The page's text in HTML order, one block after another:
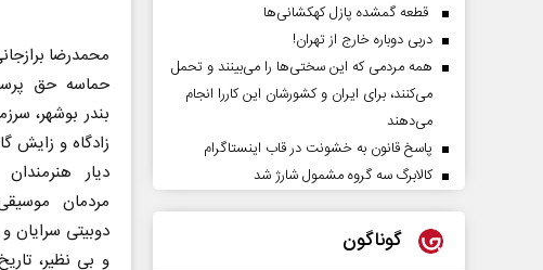
محمدرضا
حماسه حق
بندر بوشهر،
زادگاه و زایش
دیار
مردمان
دوبیتی سرایان
و بی نظیر،
قطعه گمشده پازل کهکشانی‌ها
دربی دوباره خارج از تهران!
همه مردمی که این سختی‌ها را می‌بینند و تحمل
می‌کنند، برای ایران و کشورشان این کاررا انجام
می‌دهند
پاسخ قانون به خشونت در قاب اینستاگرام
کالابرگ سه گروه مشمول شارژ شد
گوناگون